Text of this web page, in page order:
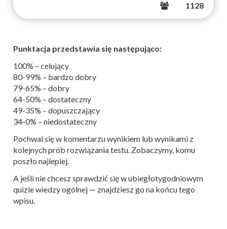
1128
Punktacja przedstawia się następująco:
100% – celujący
80-99% – bardzo dobry
79-65% – dobry
64-50% – dostateczny
49-35% – dopuszczający
34-0% – niedostateczny
Pochwal się w komentarzu wynikiem lub wynikami z
kolejnych prób rozwiązania testu. Zobaczymy, komu
poszło najlepiej.
A jeśli nie chcesz sprawdzić się w ubiegłotygodniowym
quizie wiedzy ogólnej — znajdziesz go na końcu tego
wpisu.